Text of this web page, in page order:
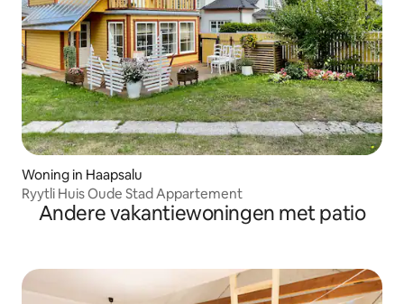
Woning in Haapsalu
Ryytli Huis Oude Stad Appartement
Andere vakantiewoningen met patio